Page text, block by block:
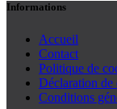
Informations
Accueil
Contact
Politique de
Déclaration
Conditions